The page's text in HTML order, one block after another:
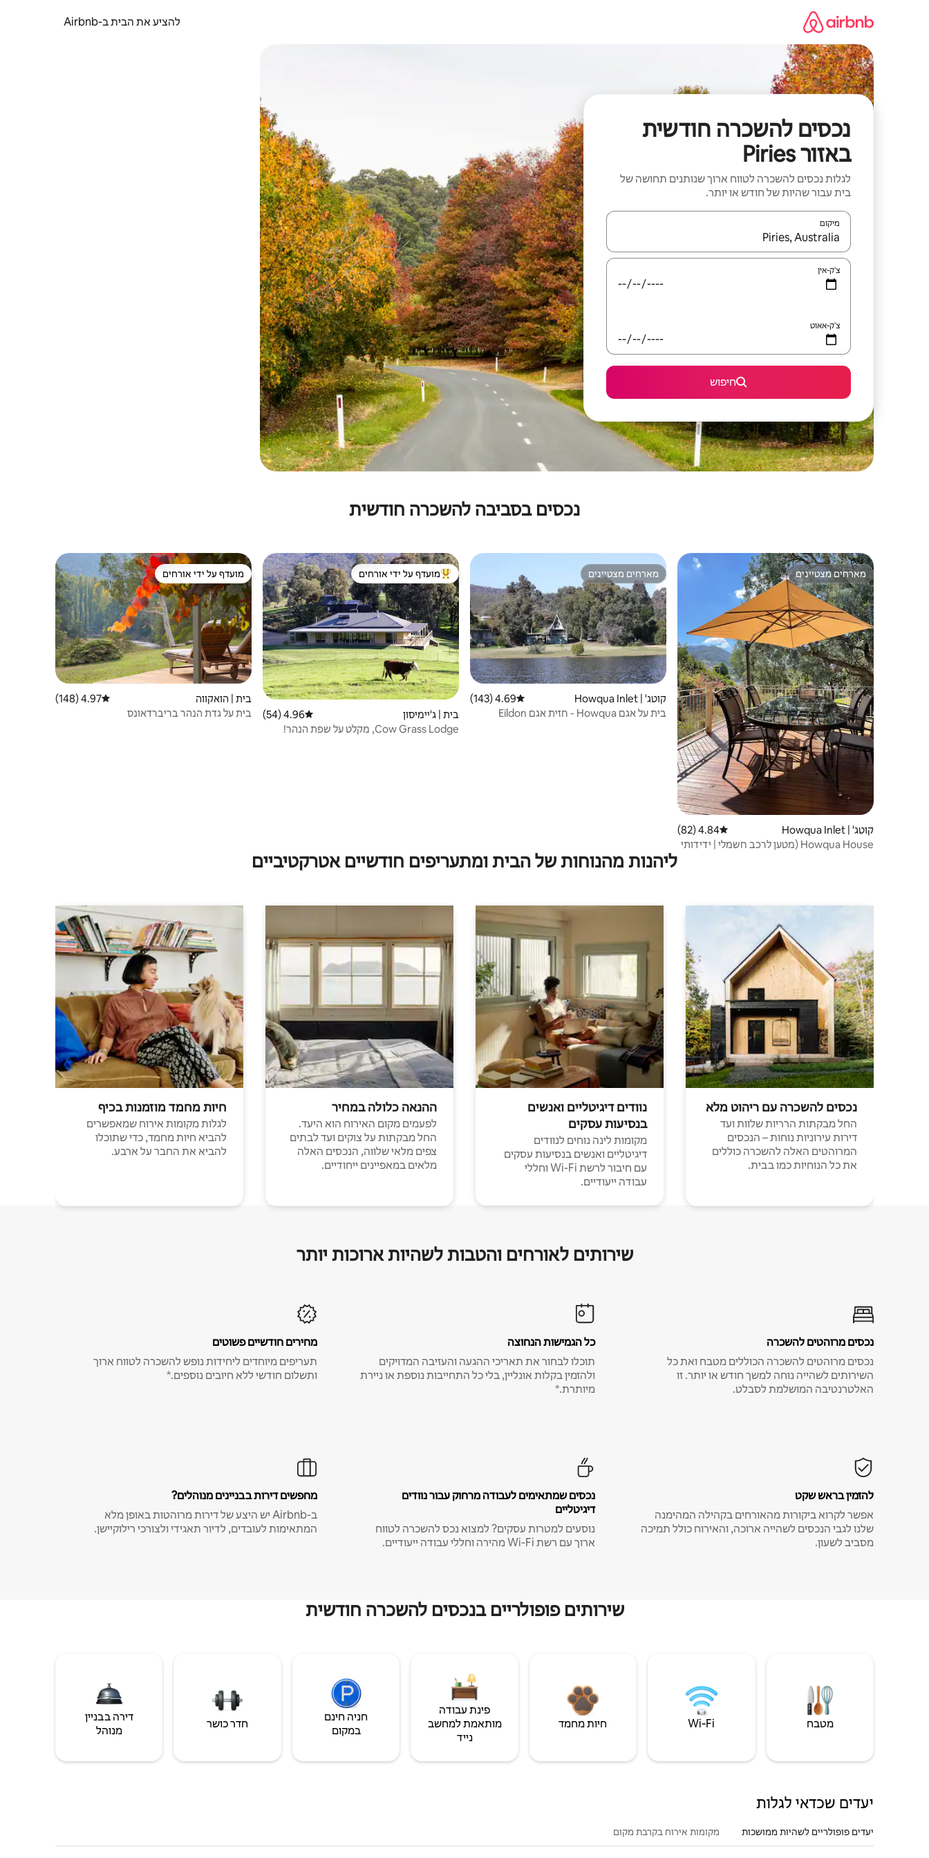
להציע את הבית ב-Airbnb
נכסים להשכרה חודשית
באזור Piries
לגלות נכסים להשכרה לטווח ארוך שנותנים תחושה של
בית עבור שהיות של חודש או יותר.
מיקום
כאשר התוצאות יהיו זמינות, יש לנווט עם מקשי החיצים למעלה ולמטה או לעיין בעזרת תנועות מגע או החלקה.
צ'ק-אין
צ'ק-אאוט
חיפוש
נכסים בסביבה להשכרה חודשית
מארחים מצטיינים
מארחים מצטיינים
קוטג' | Howqua Inlet דירוג ממוצע של 4.84 מתוך 5, 82 ביקורות
4.84 (82)
Howqua House (מטען לרכב חשמלי | ידידותי
מארחים מצטיינים
מארחים מצטיינים
קוטג' | Howqua Inlet דירוג ממוצע של 4.69 מתוך 5, 143 ביקורות
4.69 (143)
בית על אגם Howqua - חזית אגם Eildon
מוביל בקרב נכסים מועדפים על ידי אורחים
מועדף על ידי אורחים
בית | ג'יימיסון דירוג ממוצע של 4.96 מתוך 5, 54 ביקורות
4.96 (54)
Cow Grass Lodge, מקלט על שפת הנהר!
מועדף על ידי אורחים
מועדף על ידי אורחים
בית | הואקווה דירוג ממוצע של 4.97 מתוך 5, 148 ביקורות
4.97 (148)
בית על גדת הנהר בריברדאונס
ליהנות מהנוחות של הבית ומתעריפים חודשיים אטרקטיביים
נכסים להשכרה עם ריהוט מלא
החל מבקתות הרריות שלוות ועד
דירות עירוניות נוחות – הנכסים
המרוהטים האלה להשכרה כוללים
את כל הנוחיות כמו בבית.
נוודים דיגיטליים ואנשים
בנסיעות עסקים
מקומות לינה נוחים לנוודים
דיגיטליים ואנשים בנסיעות עסקים
עם חיבור לרשת Wi-Fi וחללי
עבודה ייעודיים.
ההנאה כלולה במחיר
לפעמים מקום האירוח הוא היעד.
החל מבקתות על צוקים ועד לבתים
צפים מלאי שלווה, הנכסים האלה
מלאים במאפיינים ייחודיים.
חיות מחמד מוזמנות בכיף
לגלות מקומות אירוח שמאפשרים
להביא חיות מחמד, כדי שתוכלו
להביא את החבר על ארבע.
שירותים לאורחים והטבות לשהיות ארוכות יותר
נכסים מרוהטים להשכרה
נכסים מרוהטים להשכרה הכוללים מטבח ואת כל
השירותים לשהייה נוחה למשך חודש או יותר. זו
האלטרנטיבה המושלמת לסבלט.
כל הגמישות הנחוצה
תוכלו לבחור את תאריכי ההגעה והעזיבה המדויקים
ולהזמין בקלות אונליין, בלי כל התחייבות נוספת או ניירת
מיותרת.*
מחירים חודשיים פשוטים
תעריפים מיוחדים ליחידות נופש להשכרה לטווח ארוך
ותשלום חודשי ללא חיובים נוספים.*
להזמין בראש שקט
אפשר לקרוא ביקורות מהאורחים בקהילה המהימנה
שלנו לגבי הנכסים לשהייה ארוכה, והאירוח כולל תמיכה
מסביב לשעון.
נכסים שמתאימים לעבודה מרחוק עבור נוודים
דיגיטליים
נוסעים למטרות עסקים? למצוא נכס להשכרה לטווח
ארוך עם רשת Wi-Fi מהירה וחללי עבודה ייעודיים.
מחפשים דירות בבניינים מנוהלים?
ב-Airbnb יש היצע של דירות מרוהטות באופן מלא
המתאימות לעובדים, לדיור תאגידי ולצורכי רילוקיישן.
שירותים פופולריים בנכסים להשכרה חודשית
מטבח Wi‑Fi חיות מחמד
פינת עבודה
מותאמת למחשב
נייד
חניה חינם
במקום
חדר כושר
דירה בבניין
מנוהל
יעדים שכדאי לגלות
יעדים פופולריים לשהיות ממושכות מקומות אירוח בקרבת מקום